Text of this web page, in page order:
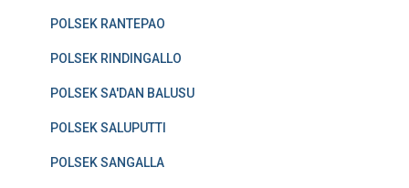
POLSEK RANTEPAO
POLSEK RINDINGALLO
POLSEK SA'DAN BALUSU
POLSEK SALUPUTTI
POLSEK SANGALLA